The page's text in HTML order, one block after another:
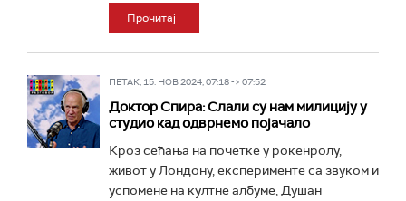
Прочитај
ПЕТАК, 15. НОВ 2024, 07:18 -> 07:52
Доктор Спира: Слали су нам милицију у
студио кад одврнемо појачало
Кроз сећања на почетке у рокенролу,
живот у Лондону, експерименте са звуком и
успомене на култне албуме, Душан